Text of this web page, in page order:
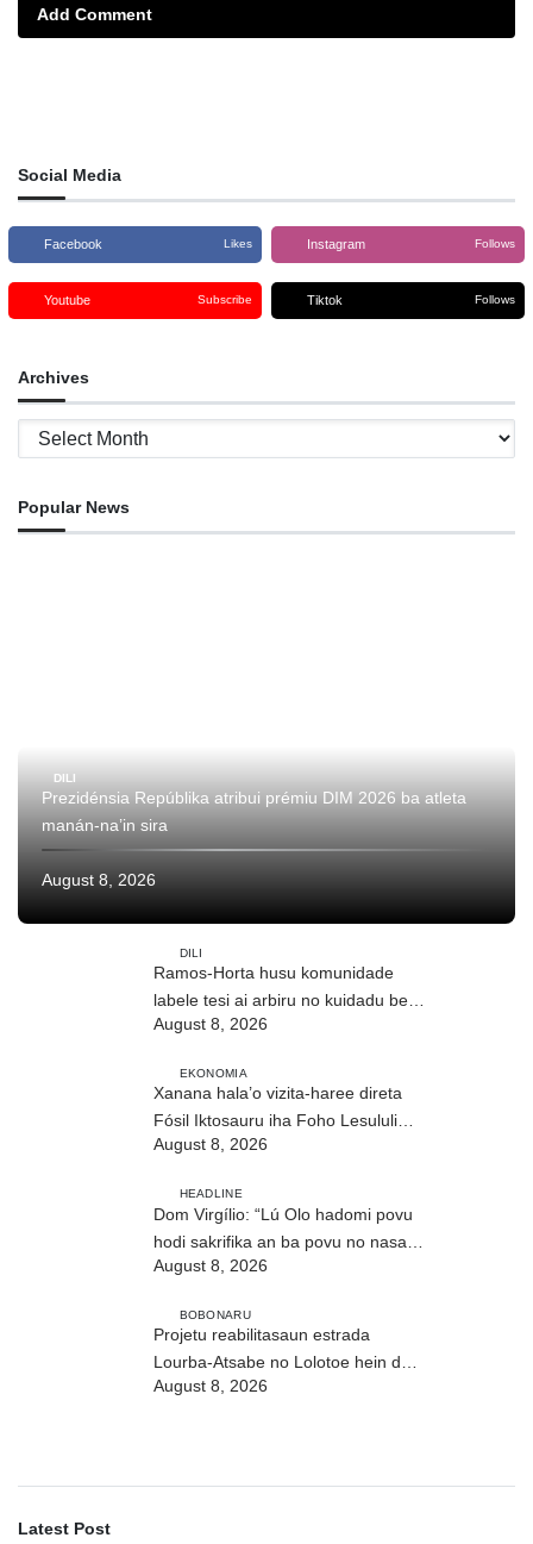
Add Comment
Social Media
Facebook Likes Instagram Follows
Youtube Subscribe Tiktok Follows
Archives
Archives
Popular News
DILI
Prezidénsia Repúblika atribui prémiu DIM 2026 ba atleta
manán-na’in sira
August 8, 2026
DILI
Ramos-Horta husu komunidade
labele tesi ai arbiru no kuidadu bee-
matan
August 8, 2026
EKONOMIA
Xanana hala’o vizita-haree direta
Fósil Iktosauru iha Foho Lesululi
Kailaku
August 8, 2026
HEADLINE
Dom Virgílio: “Lú Olo hadomi povu
hodi sakrifika an ba povu no nasaun
ho fuan”
August 8, 2026
BOBONARU
Projetu reabilitasaun estrada
Lourba-Atsabe no Lolotoe hein de’it
vistu tribunál
August 8, 2026
Latest Post